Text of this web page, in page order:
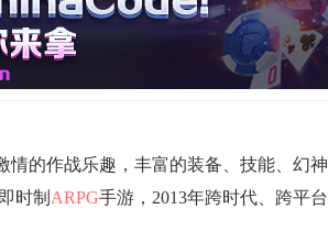
情的作战乐趣，丰富的装备、技能、幻神
时制 ARPG手游，2013年跨时代、跨平台